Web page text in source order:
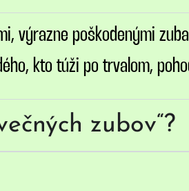
výrazne poškodenými
kto túži po trvalom,
zubov“?